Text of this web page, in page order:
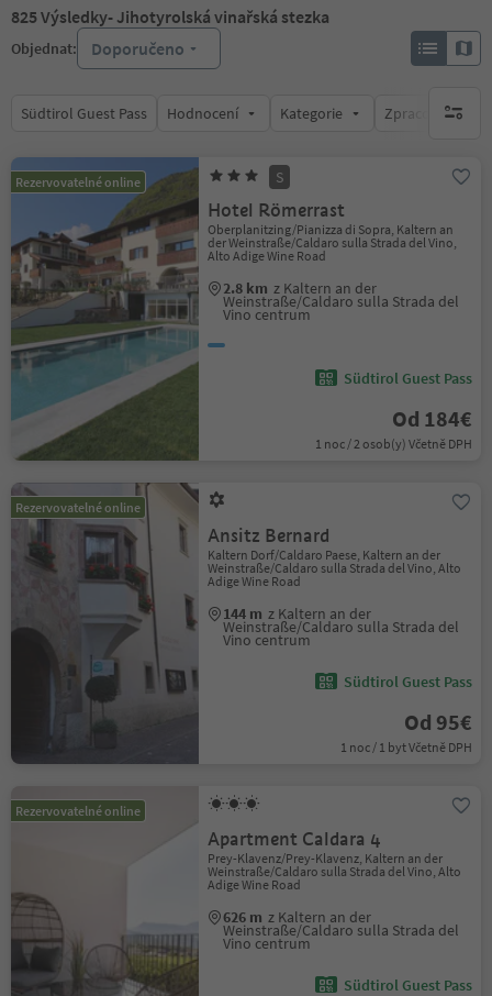
825Výsledky- Jihotyrolská vinařská stezka
Objednat: Doporučeno
Südtirol Guest Pass Hodnocení Kategorie Zpracovávábrak
Rezervovatelné online S
Hotel Römerrast
Oberplanitzing/Pianizza di Sopra, Kaltern an
der Weinstraße/Caldaro sulla Strada del Vino,
Alto Adige Wine Road
2.8 km z Kaltern an der
Weinstraße/Caldaro sulla Strada del
Vino centrum
Südtirol Guest Pass
Od 184€
1 noc / 2 osob(y) Včetně DPH
Rezervovatelné online
Ansitz Bernard
Kaltern Dorf/Caldaro Paese, Kaltern an der
Weinstraße/Caldaro sulla Strada del Vino, Alto
Adige Wine Road
144 m z Kaltern an der
Weinstraße/Caldaro sulla Strada del
Vino centrum
Südtirol Guest Pass
Od 95€
1 noc / 1 byt Včetně DPH
Rezervovatelné online
Apartment Caldara 4
Prey-Klavenz/Prey-Klavenz, Kaltern an der
Weinstraße/Caldaro sulla Strada del Vino, Alto
Adige Wine Road
626 m z Kaltern an der
Weinstraße/Caldaro sulla Strada del
Vino centrum
Südtirol Guest Pass